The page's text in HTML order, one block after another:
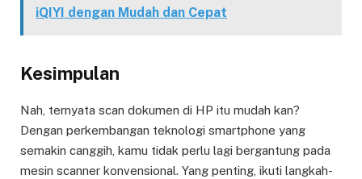
iQIYI dengan Mudah dan Cepat
Kesimpulan
Nah, ternyata scan dokumen di HP itu mudah kan?
Dengan perkembangan teknologi smartphone yang
semakin canggih, kamu tidak perlu lagi bergantung pada
mesin scanner konvensional. Yang penting, ikuti langkah-